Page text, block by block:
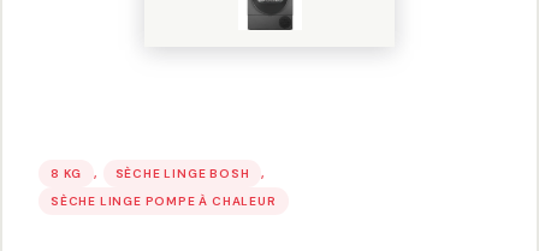
2026
8 KG , SÈCHE LINGE BOSH ,
SÈCHE LINGE POMPE À CHALEUR